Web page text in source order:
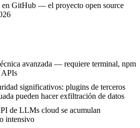
en GitHub — el proyecto open source
avanzada — requiere terminal, npm
APIs
significativos: plugins de terceros
pueden hacer exfiltración de datos
de LLMs cloud se acumulan
intensivo